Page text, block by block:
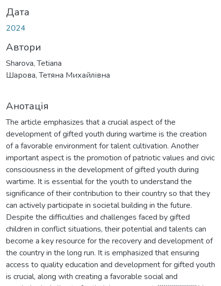
Дата
2024
Автори
Sharova, Tetiana
Шарова, Тетяна Михайлівна
Анотація
The article emphasizes that a crucial aspect of the
development of gifted youth during wartime is the creation
of a favorable environment for talent cultivation. Another
important aspect is the promotion of patriotic values and civic
consciousness in the development of gifted youth during
wartime. It is essential for the youth to understand the
significance of their contribution to their country so that they
can actively participate in societal building in the future.
Despite the difficulties and challenges faced by gifted
children in conflict situations, their potential and talents can
become a key resource for the recovery and development of
the country in the long run. It is emphasized that ensuring
access to quality education and development for gifted youth
is crucial, along with creating a favorable social and